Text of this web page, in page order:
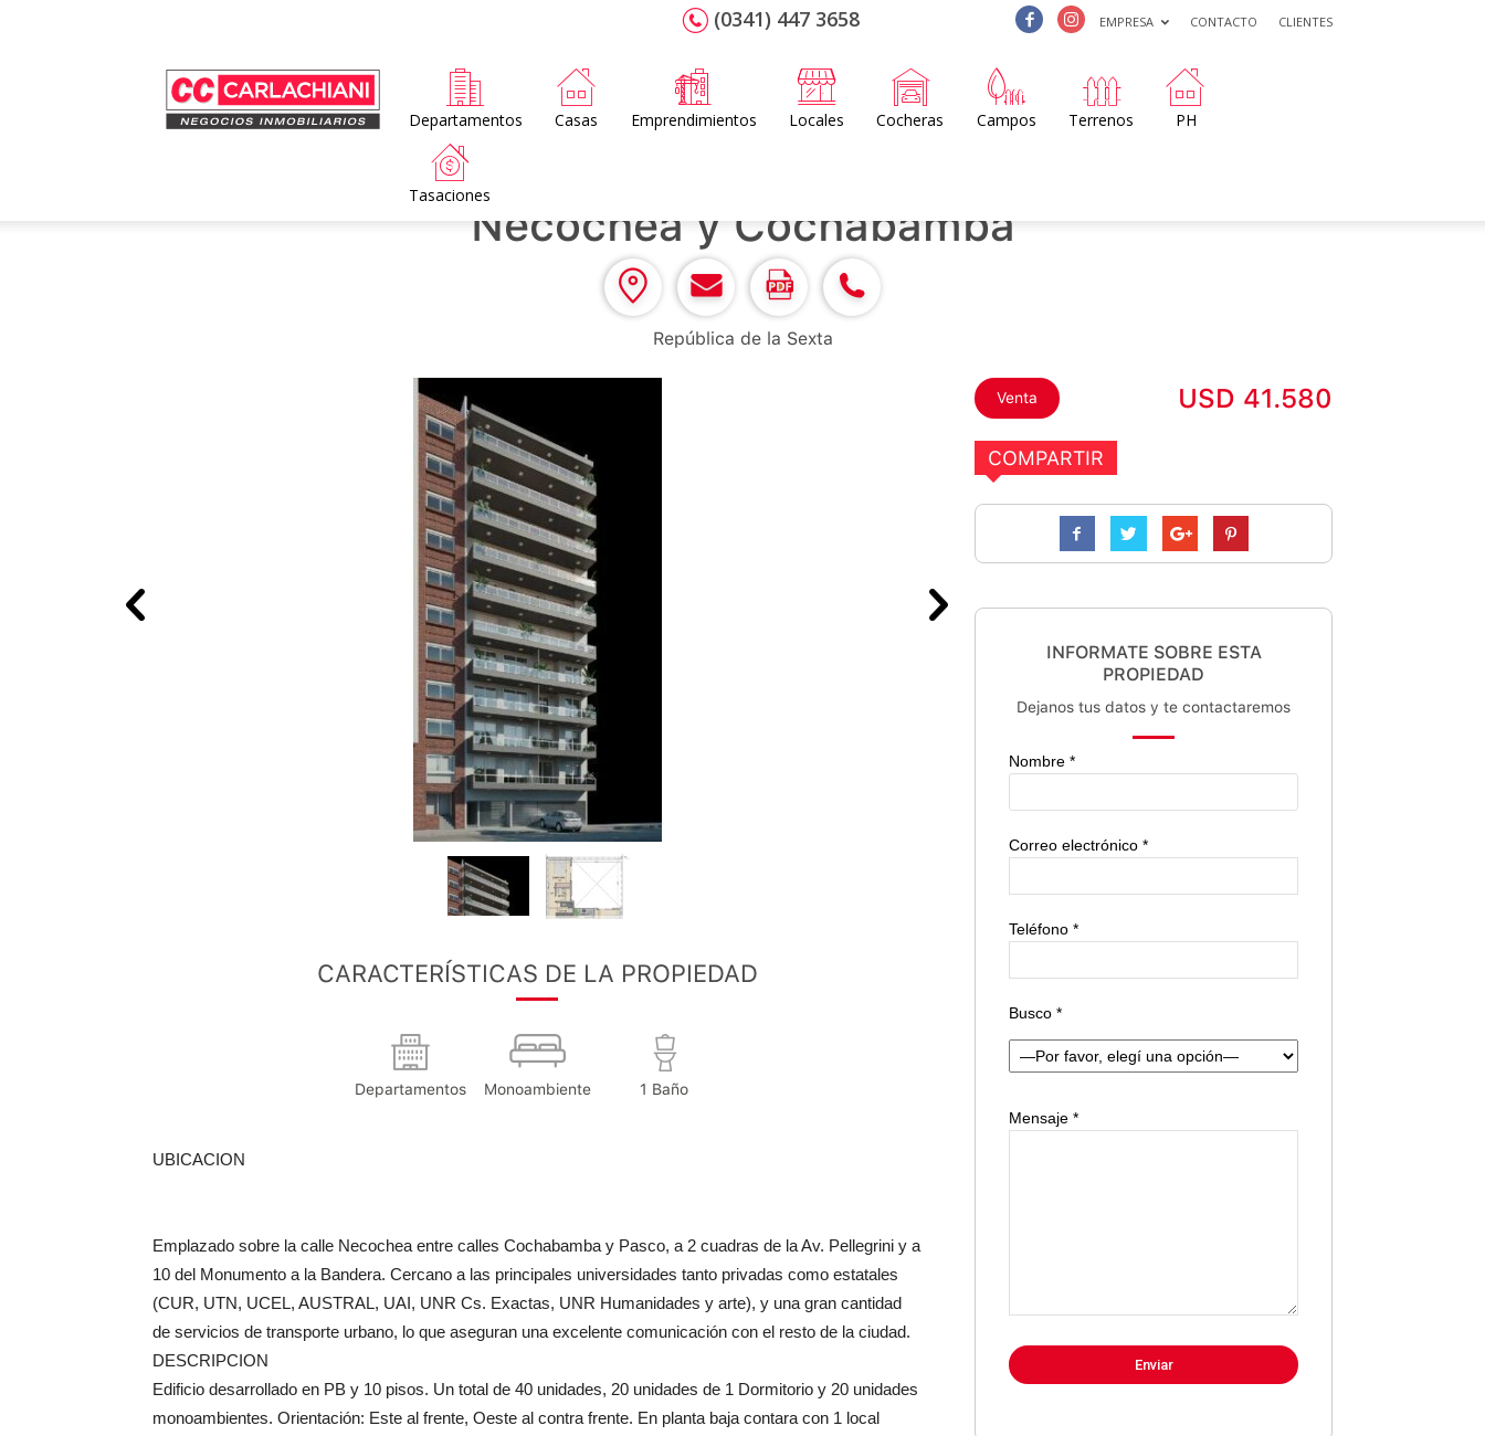
(0341) 447 3658 EMPRESA CONTACTO CLIENTES
Home
Departamentos Casas Emprendimientos Locales Cocheras Campos Terrenos PH
Tasaciones
Necochea y Cochabamba
República de la Sexta
CARACTERÍSTICAS DE LA PROPIEDAD
Departamentos Monoambiente 1 Baño
UBICACION
Emplazado sobre la calle Necochea entre calles Cochabamba y Pasco, a 2 cuadras de la Av. Pellegrini y a
10 del Monumento a la Bandera. Cercano a las principales universidades tanto privadas como estatales
(CUR, UTN, UCEL, AUSTRAL, UAI, UNR Cs. Exactas, UNR Humanidades y arte), y una gran cantidad
de servicios de transporte urbano, lo que aseguran una excelente comunicación con el resto de la ciudad.
DESCRIPCION
Edificio desarrollado en PB y 10 pisos. Un total de 40 unidades, 20 unidades de 1 Dormitorio y 20 unidades
monoambientes. Orientación: Este al frente, Oeste al contra frente. En planta baja contara con 1 local
Venta USD 41.580
COMPARTIR
INFORMATE SOBRE ESTA
PROPIEDAD
Dejanos tus datos y te contactaremos
Nombre *
Correo electrónico *
Teléfono *
Busco *
Mensaje *